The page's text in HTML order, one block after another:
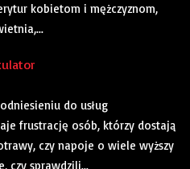
kobietom i mężczyznom,
do usług
frustrację osób, którzy dostają
czy napoje o wiele wyższy
czy sprawdzili...